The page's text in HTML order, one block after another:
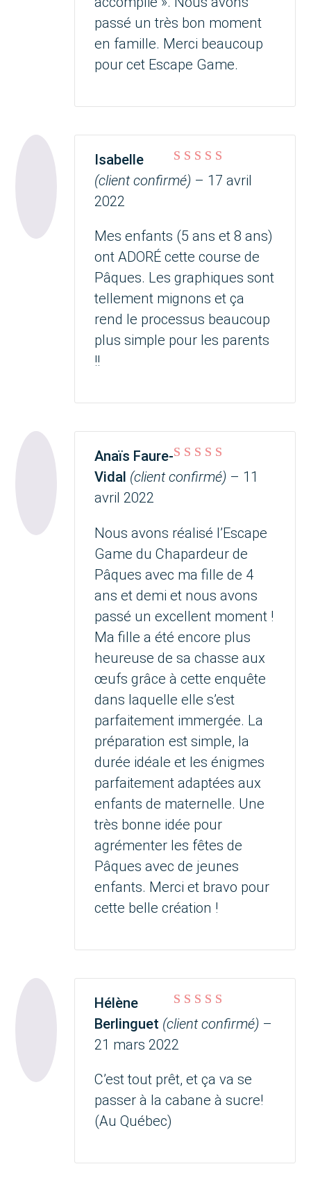
passé un très bon moment
en famille. Merci beaucoup
pour cet Escape Game.
Note sur 5
Isabelle
(client confirmé) – 17 avril
2022
Mes enfants (5 ans et 8 ans)
ont ADORÉ cette course de
Pâques. Les graphiques sont
tellement mignons et ça
rend le processus beaucoup
plus simple pour les parents
!!
Note5sur 5
Anaïs Faure-
Vidal (client confirmé) – 11
avril 2022
Nous avons réalisé l’Escape
Game du Chapardeur de
Pâques avec ma fille de 4
ans et demi et nous avons
passé un excellent moment !
Ma fille a été encore plus
heureuse de sa chasse aux
œufs grâce à cette enquête
dans laquelle elle s’est
parfaitement immergée. La
préparation est simple, la
durée idéale et les énigmes
parfaitement adaptées aux
enfants de maternelle. Une
très bonne idée pour
agrémenter les fêtes de
Pâques avec de jeunes
enfants. Merci et bravo pour
cette belle création !
Note sur 5
Hélène
Berlinguet (client confirmé) –
21 mars 2022
C’est tout prêt, et ça va se
passer à la cabane à sucre!
(Au Québec)